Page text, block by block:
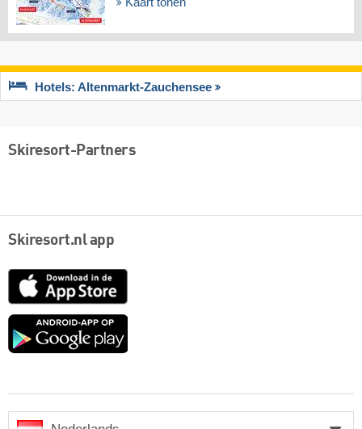
Hotels: Altenmarkt-Zauchensee
Skiresort-Partners
Skiresort.nl app
App
Google